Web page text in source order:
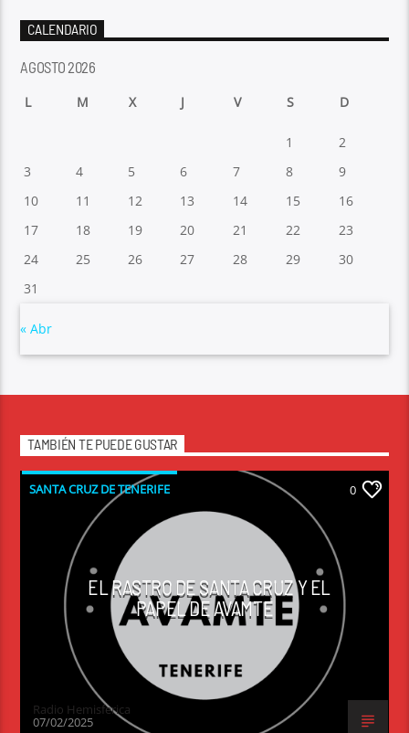
CALENDARIO
AGOSTO 2026
L M X J V S D
1
2
3
4 5 6 7 8
9
10
11 12 13 14 15
16
17
18 19 20 21 22
23
24
25 26 27 28 29
30
31
« Abr
TAMBIÉN TE PUEDE GUSTAR
SANTA CRUZ DE TENERIFE 0
EL RASTRO DE SANTA CRUZ Y EL
PAPEL DE AVAMTE
Radio Hemisferica
07/02/2025